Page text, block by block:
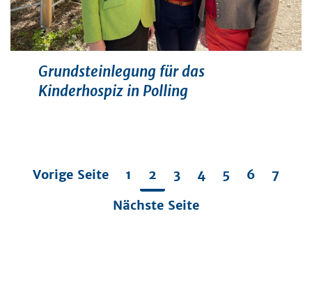
Grundsteinlegung für das
Kinderhospiz in Polling
Vorige Seite 1 2 3 4 5 6
7
Nächste Seite